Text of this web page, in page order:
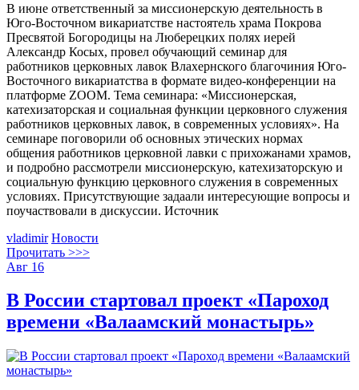
В июне ответственный за миссионерскую деятельность в
Юго-Восточном викариатстве настоятель храма Покрова
Пресвятой Богородицы на Люберецких полях иерей
Александр Косых, провел обучающий семинар для
работников церковных лавок Влахернского благочиния Юго-
Восточного викариатства в формате видео-конференции на
платформе ZOOM. Тема семинара: «Миссионерская,
катехизаторская и социальная функции церковного служения
работников церковных лавок, в современных условиях». На
семинаре поговорили об основных этических нормах
общения работников церковной лавки с прихожанами храмов,
и подробно рассмотрели миссионерскую, катехизаторскую и
социальную функцию церковного служения в современных
условиях. Присутствующие задаали интересующие вопросы и
поучаствовали в дискуссии. Источник
vladimir Новости
Прочитать >>>
Авг 16
В России стартовал проект «Пароход
времени «Валаамский монастырь»